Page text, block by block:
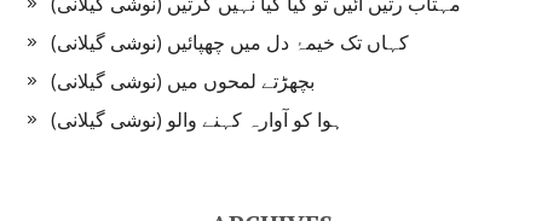
کہاں تک خیمۂ دل میں چھپائیں (نوشی گیلانی)
بچھڑتے لمحوں میں (نوشی گیلانی)
ہوا کو آوارہ کہنے والو (نوشی گیلانی)